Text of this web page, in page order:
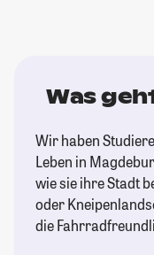
Was
Wir haben
Leben in
wie sie ihre Stadt
oder
die